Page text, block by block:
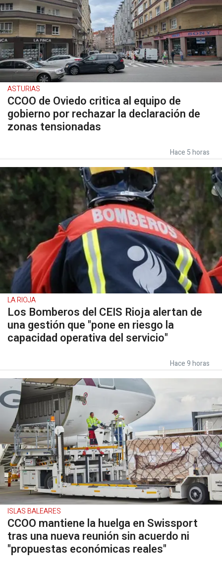
ASTURIAS
CCOO de Oviedo critica al equipo de
gobierno por rechazar la declaración de
zonas tensionadas
Hace 5 horas
LA RIOJA
Los Bomberos del CEIS Rioja alertan de
una gestión que "pone en riesgo la
capacidad operativa del servicio"
Hace 9 horas
ISLAS BALEARES
CCOO mantiene la huelga en Swissport
tras una nueva reunión sin acuerdo ni
"propuestas económicas reales"